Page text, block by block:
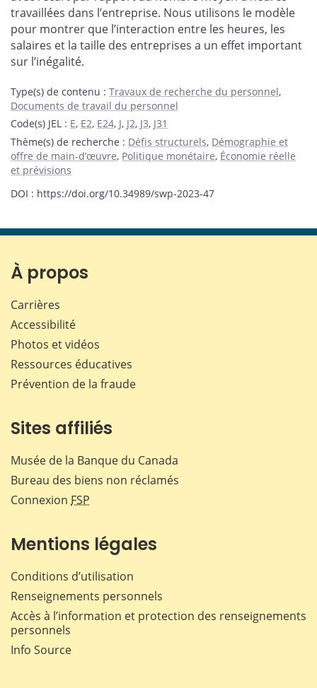
travaillées dans l’entreprise. Nous utilisons le modèle
pour montrer que l’interaction entre les heures, les
salaires et la taille des entreprises a un effet important
sur l’inégalité.
Type(s) de contenu : Travaux de recherche du personnel,
Documents de travail du personnel
Code(s) JEL : E, E2, E24, J, J2, J3, J31
Thème(s) de recherche : Défis structurels, Démographie et
offre de main-d’œuvre, Politique monétaire, Économie réelle
et prévisions
DOI : https://doi.org/10.34989/swp-2023-47
À propos
Carrières
Accessibilité
Photos et vidéos
Ressources éducatives
Prévention de la fraude
Sites affiliés
Musée de la Banque du Canada
Bureau des biens non réclamés
Connexion FSP
Mentions légales
Conditions d’utilisation
Renseignements personnels
Accès à l’information et protection des renseignements
personnels
Info Source